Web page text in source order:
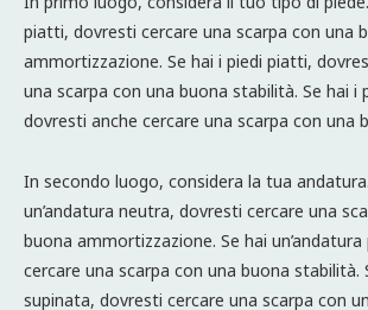
piatti, dovresti cercare una scarpa con una
ammortizzazione. Se hai i piedi piatti,
una scarpa con una buona stabilità. Se hai i
dovresti anche cercare una scarpa con una
In secondo luogo, considera la tua
un’andatura neutra, dovresti cercare una
buona ammortizzazione. Se hai
cercare una scarpa con una buona stabilità.
supinata, dovresti cercare una scarpa con